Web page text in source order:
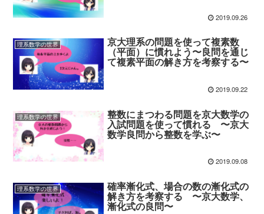
2019.09.26
理系数学の世界 京大理系の問題を使って複素数
（平面）に慣れよう〜良問を通じ
て複素平面の解き方を考察する〜
2019.09.22
理系数学の世界 整数にまつわる問題を京大数学の
入試問題を使って慣れる 〜京大
数学良問から整数を学ぶ〜
2019.09.08
理系数学の世界 確率漸化式、場合の数の漸化式の
解き方を考察する 〜京大数学、
漸化式の良問〜